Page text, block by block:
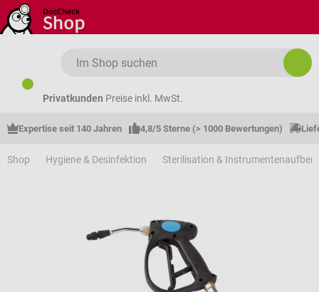
Zum Hauptinhalt springen
Privatkunden Preise inkl. MwSt.
Expertise seit 140 Jahren 4,8/5 Sterne (> 1000 Bewertungen)
Shop Hygiene & Desinfektion Sterilisation &